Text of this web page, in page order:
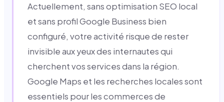
Actuellement, sans optimisation SEO local
et sans profil Google Business bien
configuré, votre activité risque de rester
invisible aux yeux des internautes qui
cherchent vos services dans la région.
Google Maps et les recherches locales sont
essentiels pour les commerces de